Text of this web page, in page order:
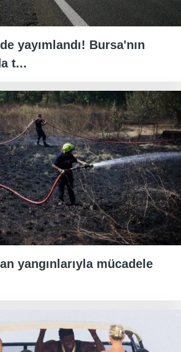
yayımlandı! Bursa'nın
t...
yangınlarıyla mücadele